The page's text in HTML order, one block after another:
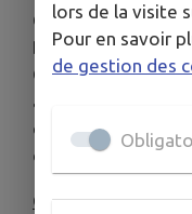
Ouverts aux
Bierné-les-
Chantiers Argent
aux jeunes
commune et de
cadre de vie.
Chantiers :
lors de la visite
Pour en savoir
de gestion des